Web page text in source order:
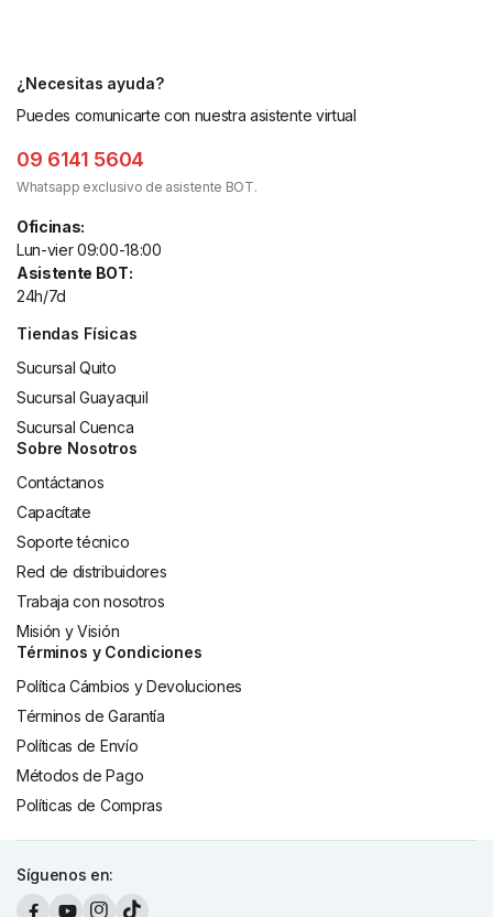
¿Necesitas ayuda?
Puedes comunicarte con nuestra asistente virtual
09 6141 5604
Whatsapp exclusivo de asistente BOT.
Oficinas:
Lun-vier 09:00-18:00
Asistente BOT:
24h/7d
Tiendas Físicas
Sucursal Quito
Sucursal Guayaquil
Sucursal Cuenca
Sobre Nosotros
Contáctanos
Capacítate
Soporte técnico
Red de distribuidores
Trabaja con nosotros
Misión y Visión
Términos y Condiciones
Política Cámbios y Devoluciones
Términos de Garantía
Políticas de Envío
Métodos de Pago
Políticas de Compras
Síguenos en: